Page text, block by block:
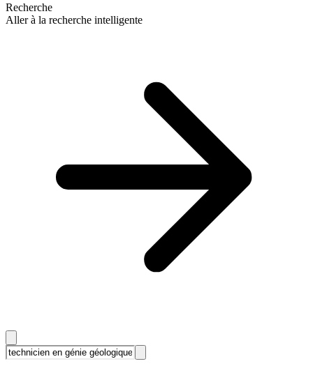
Recherche
Aller à la recherche intelligente